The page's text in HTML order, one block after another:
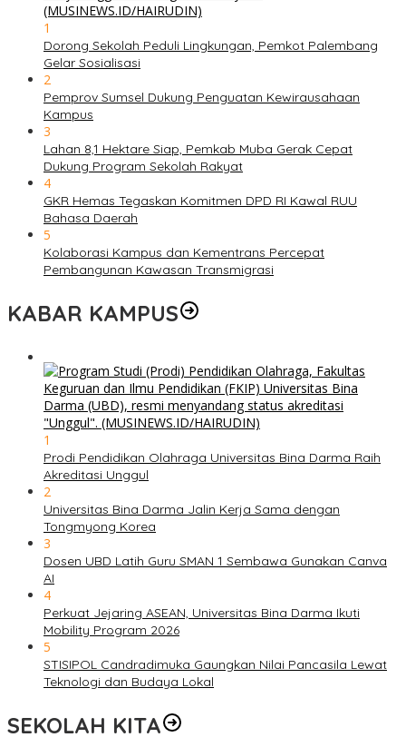
1
Dorong Sekolah Peduli Lingkungan, Pemkot Palembang
Gelar Sosialisasi
2
Pemprov Sumsel Dukung Penguatan Kewirausahaan
Kampus
3
Lahan 8,1 Hektare Siap, Pemkab Muba Gerak Cepat
Dukung Program Sekolah Rakyat
4
GKR Hemas Tegaskan Komitmen DPD RI Kawal RUU
Bahasa Daerah
5
Kolaborasi Kampus dan Kementrans Percepat
Pembangunan Kawasan Transmigrasi
KABAR KAMPUS
1
Prodi Pendidikan Olahraga Universitas Bina Darma Raih
Akreditasi Unggul
2
Universitas Bina Darma Jalin Kerja Sama dengan
Tongmyong Korea
3
Dosen UBD Latih Guru SMAN 1 Sembawa Gunakan Canva
AI
4
Perkuat Jejaring ASEAN, Universitas Bina Darma Ikuti
Mobility Program 2026
5
STISIPOL Candradimuka Gaungkan Nilai Pancasila Lewat
Teknologi dan Budaya Lokal
SEKOLAH KITA